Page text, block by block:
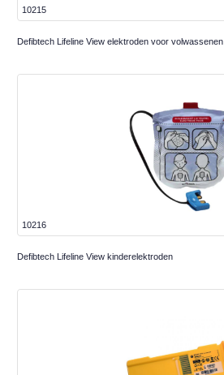
10215
Defibtech Lifeline View elektroden voor volwassenen
10216
Defibtech Lifeline View kinderelektroden